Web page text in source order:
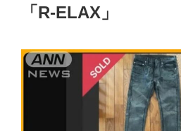
「R-ELAX」